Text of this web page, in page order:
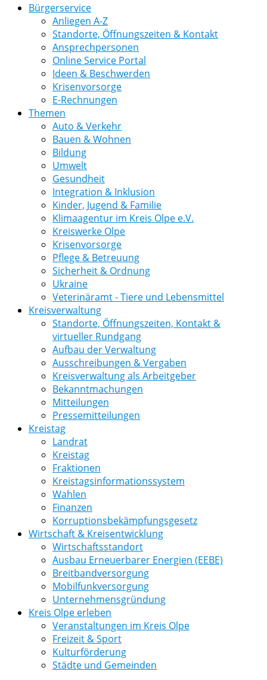
Bürgerservice
Anliegen A-Z
Standorte, Öffnungszeiten & Kontakt
Ansprechpersonen
Online Service Portal
Ideen & Beschwerden
Krisenvorsorge
E-Rechnungen
Themen
Auto & Verkehr
Bauen & Wohnen
Bildung
Umwelt
Gesundheit
Integration & Inklusion
Kinder, Jugend & Familie
Klimaagentur im Kreis Olpe e.V.
Kreiswerke Olpe
Krisenvorsorge
Pflege & Betreuung
Sicherheit & Ordnung
Ukraine
Veterinäramt - Tiere und Lebensmittel
Kreisverwaltung
Standorte, Öffnungszeiten, Kontakt &
virtueller Rundgang
Aufbau der Verwaltung
Ausschreibungen & Vergaben
Kreisverwaltung als Arbeitgeber
Bekanntmachungen
Mitteilungen
Pressemitteilungen
Kreistag
Landrat
Kreistag
Fraktionen
Kreistagsinformationssystem
Wahlen
Finanzen
Korruptionsbekämpfungsgesetz
Wirtschaft & Kreisentwicklung
Wirtschaftsstandort
Ausbau Erneuerbarer Energien (EEBE)
Breitbandversorgung
Mobilfunkversorgung
Unternehmensgründung
Kreis Olpe erleben
Veranstaltungen im Kreis Olpe
Freizeit & Sport
Kulturförderung
Städte und Gemeinden